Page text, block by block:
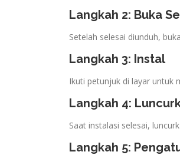
Langkah 2: Buka
Setelah selesai diunduh,
Langkah 3: Instal
Ikuti petunjuk di layar untuk
Langkah 4:
Saat instalasi selesai,
Langkah 5: